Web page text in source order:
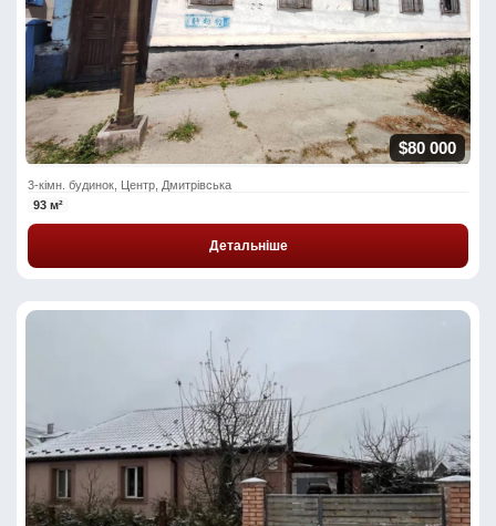
$80 000
3-кімн. будинок, Центр, Дмитрівська
93 м²
Детальніше